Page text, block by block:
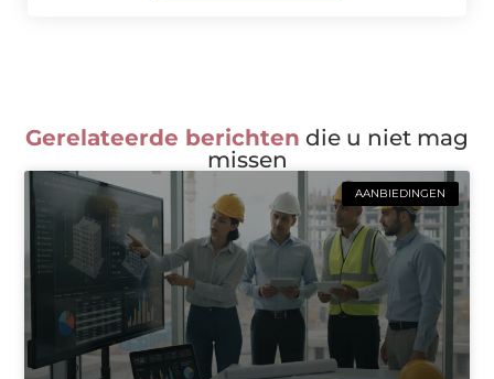
Gerelateerde berichten die u niet mag
missen
AANBIEDINGEN